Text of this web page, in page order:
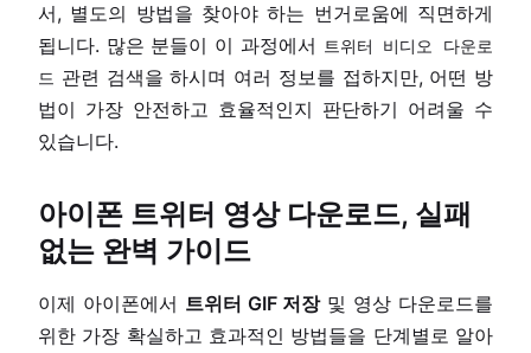
서, 별도의 방법을 찾아야 하는 번거로움에 직면하게
됩니다. 많은 분들이 이 과정에서
트위터 비디오 다운로
드 관련 검색을 하시며 여러 정보를 접하지만, 어떤 방
법이 가장 안전하고 효율적인지 판단하기 어려울 수
있습니다.
아이폰 트위터 영상 다운로드, 실패
없는 완벽 가이드
이제 아이폰에서 트위터 GIF 저장및 영상 다운로드를
위한 가장 확실하고 효과적인 방법들을 단계별로 알아